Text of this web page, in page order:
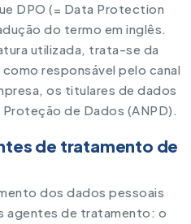
DPO (= Data Protection
do termo em inglês.
utilizada, trata-se da
responsável pelo canal
os titulares de dados
de Dados (ANPD).
de tratamento de
dos dados pessoais
agentes de tratamento: o